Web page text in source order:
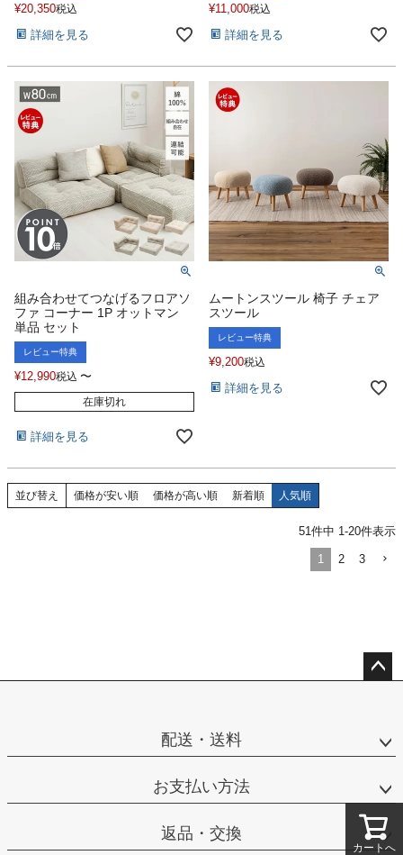
¥20,350税込
詳細を見る
¥11,000税込
詳細を見る
組み合わせてつなげるフロアソ
ファ コーナー 1P オットマン
単品 セット
レビュー特典
¥12,990税込 〜
在庫切れ
詳細を見る
ムートンスツール 椅子 チェア
スツール
レビュー特典
¥9,200税込
詳細を見る
並び替え 価格が安い順 価格が高い順 新着順 人気順
51件中 1-20件表示
1 2 3
カートへ
配送・送料
お支払い方法
返品・交換